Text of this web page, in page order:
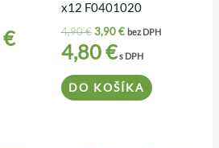
€
x12 F0401020
4,90€ 3,90€ bez DPH
4,80€s DPH
DO KOŠÍKA